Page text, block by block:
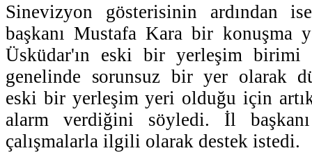
Sinevizyon gösterisinin ardından
başkanı Mustafa Kara bir konuşma
Üsküdar'ın eski bir yerleşim birimi
genelinde sorunsuz bir yer olarak
eski bir yerleşim yeri olduğu için
alarm verdiğini söyledi. İl
çalışmalarla ilgili olarak destek istedi.